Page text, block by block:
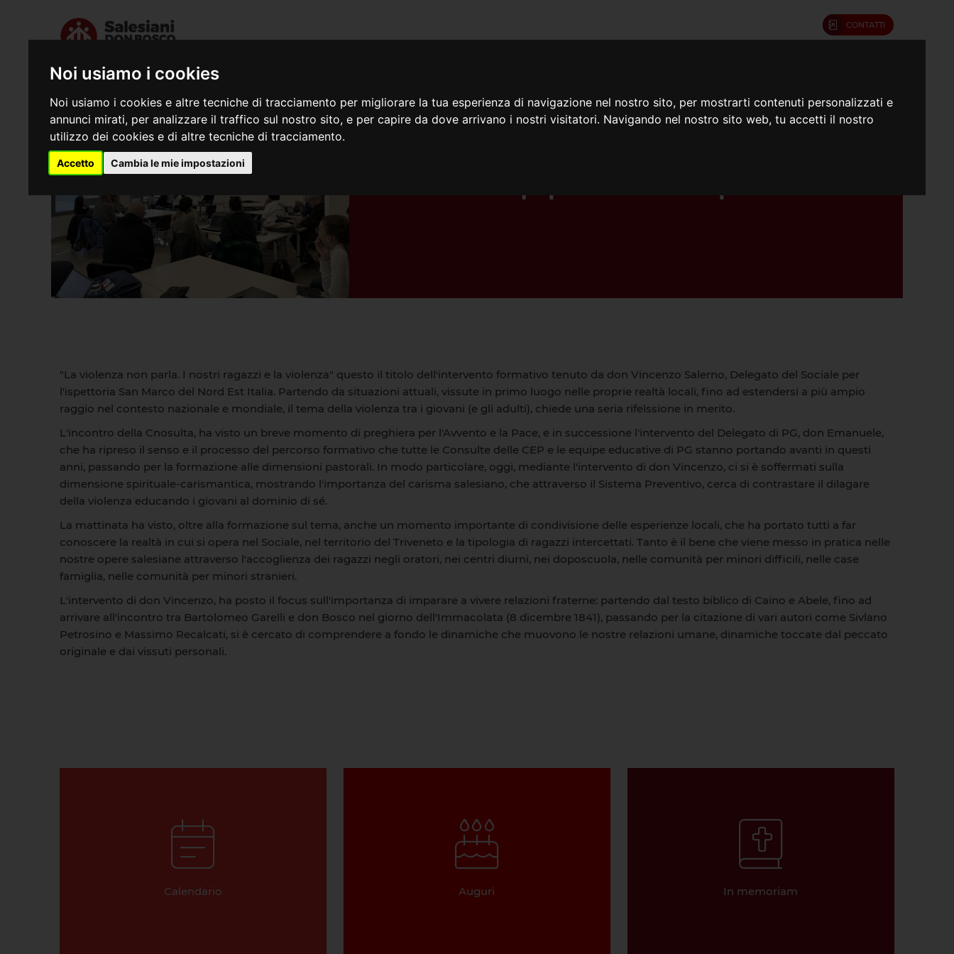
Noi usiamo i cookies
Noi usiamo i cookies e altre tecniche di tracciamento per migliorare la tua esperienza di navigazione nel nostro sito, per mostrarti contenuti personalizzati e
annunci mirati, per analizzare il traffico sul nostro sito, e per capire da dove arrivano i nostri visitatori. Navigando nel nostro sito web, tu accetti il nostro
utilizzo dei cookies e di altre tecniche di tracciamento.
Accetto Cambia le mie impostazioni
CONTATTI
Chi siamo
"La violenza non parla. I nostri ragazzi e la violenza" questo il titolo dell'intervento formativo tenuto da don Vincenzo Salerno, Delegato del Sociale per
l'ispettoria San Marco del Nord Est Italia. Partendo da situazioni attuali, vissute in primo luogo nelle proprie realtà locali, fino ad estendersi a più ampio
raggio nel contesto nazionale e mondiale, il tema della violenza tra i giovani (e gli adulti), chiede una seria rifelssione in merito.
L'incontro della Cnosulta, ha visto un breve momento di preghiera per l'Avvento e la Pace, e in successione l'intervento del Delegato di PG, don Emanuele,
che ha ripreso il senso e il processo del percorso formativo che tutte le Consulte delle CEP e le equipe educative di PG stanno portando avanti in questi
anni, passando per la formazione alle dimensioni pastorali. In modo particolare, oggi, mediante l'intervento di don Vincenzo, ci si è soffermati sulla
dimensione spirituale-carismantica, mostrando l'importanza del carisma salesiano, che attraverso il Sistema Preventivo, cerca di contrastare il dilagare
della violenza educando i giovani al dominio di sé.
La mattinata ha visto, oltre alla formazione sul tema, anche un momento importante di condivisione delle esperienze locali, che ha portato tutti a far
conoscere la realtà in cui si opera nel Sociale, nel territorio del Triveneto e la tipologia di ragazzi intercettati. Tanto è il bene che viene messo in pratica nelle
nostre opere salesiane attraverso l'accoglienza dei ragazzi negli oratori, nei centri diurni, nei doposcuola, nelle comunità per minori difficili, nelle case
famiglia, nelle comunità per minori stranieri.
L'intervento di don Vincenzo, ha posto il focus sull'importanza di imparare a vivere relazioni fraterne: partendo dal testo biblico di Caino e Abele, fino ad
arrivare all'incontro tra Bartolomeo Garelli e don Bosco nel giorno dell'Immacolata (8 dicembre 1841), passando per la citazione di vari autori come Sivlano
Petrosino e Massimo Recalcati, si è cercato di comprendere a fondo le dinamiche che muovono le nostre relazioni umane, dinamiche toccate dal peccato
originale e dai vissuti personali.
Calendario Auguri In memoriam